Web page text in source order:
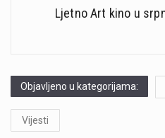
Ljetno Art kino u
Objavljeno u kategorijama:
Vijesti